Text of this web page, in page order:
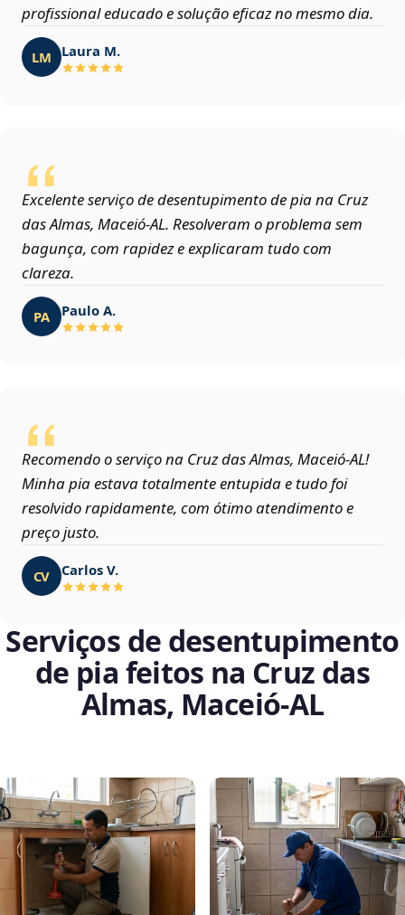
profissional educado e solução eficaz no mesmo dia.
LM Laura M.
Excelente serviço de desentupimento de pia na Cruz
das Almas, Maceió‑AL. Resolveram o problema sem
bagunça, com rapidez e explicaram tudo com
clareza.
PA Paulo A.
Recomendo o serviço na Cruz das Almas, Maceió‑AL!
Minha pia estava totalmente entupida e tudo foi
resolvido rapidamente, com ótimo atendimento e
preço justo.
CV Carlos V.
Serviços de desentupimento
de pia feitos na Cruz das
Almas, Maceió‑AL